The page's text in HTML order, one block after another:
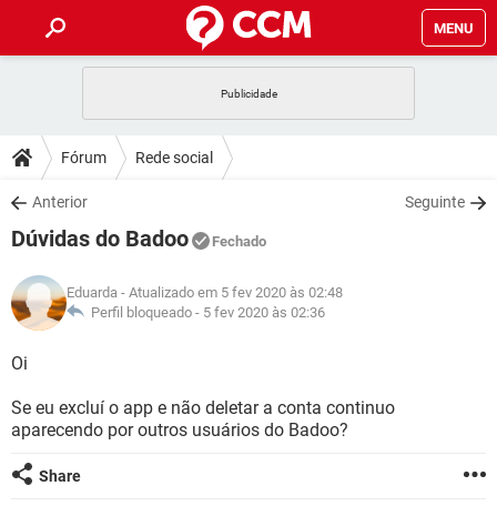
MENU
CELULAR
OUTLOOK
INSTAGRAM GMAIL
GUIA DE COMPRAS
DICAS
JOGOS
INSTAGRAM GMAIL
GUIA DE COMPRAS
DOWNLOADS
JOGOS WHATSAPP
CELULAR
OUTLOOK EXCEL
INSTAGRAM
JOGOS WHATSAPP
CELULAR
OUTLOOK
INSTAGRAM GMAIL
GLOSSÁRIO
JOGOS
OUTLOOK EXCEL
INSTAGRAM
Fórum Rede social
Anterior Seguinte
Dúvidas do Badoo Fechado
Eduarda - Atualizado em 5 fev 2020 às 02:48
Perfil bloqueado - 5 fev 2020 às 02:36
Oi
Se eu excluí o app e não deletar a conta continuo
aparecendo por outros usuários do Badoo?
Share